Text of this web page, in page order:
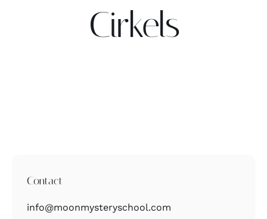
Contact
Cirkels
Contact
info@moonmysteryschool.com